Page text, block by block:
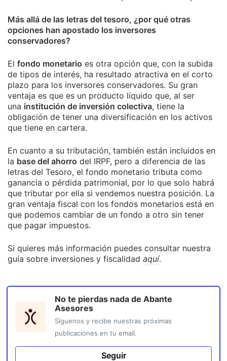
Más allá de las letras del tesoro, ¿por qué otras
opciones han apostado los inversores
conservadores?
El fondo monetario es otra opción que, con la subida
de tipos de interés, ha resultado atractiva en el corto
plazo para los inversores conservadores. Su gran
ventaja es que es un producto líquido que, al ser
una institución de inversión colectiva, tiene la
obligación de tener una diversificación en los activos
que tiene en cartera.
En cuanto a su tributación, también están incluidos en
la base del ahorro del IRPF, pero a diferencia de las
letras del Tesoro, el fondo monetario tributa como
ganancia o pérdida patrimonial, por lo que solo habrá
que tributar por ella si vendemos nuestra posición. La
gran ventaja fiscal con los fondos monetarios está en
que podemos cambiar de un fondo a otro sin tener
que pagar impuestos.
Si quieres más información puedes consultar nuestra
guía sobre inversiones y fiscalidad aquí.
No te pierdas nada de Abante
Asesores
Síguenos y recibe nuestras próximas
publicaciones en tu email.
Seguir